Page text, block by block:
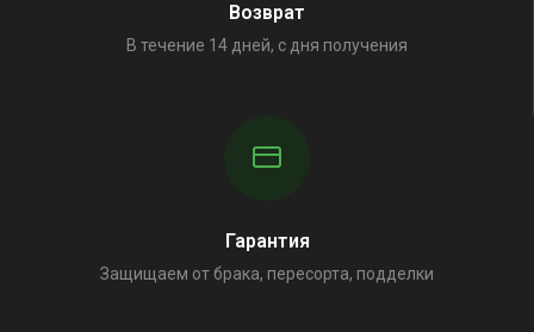
Возврат
В течение 14 дней, с дня получения
Гарантия
Защищаем от брака, пересорта, подделки